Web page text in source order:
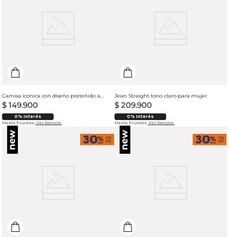
Camisa icónica con diseño preteñido a rayas para mujer
$ 149.900
0% Interés
Hasta 3 cuotas. Ver bancos.
Jean Straight tono claro para mujer
$ 209.900
0% Interés
Hasta 3 cuotas. Ver bancos.